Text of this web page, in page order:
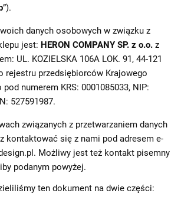
”).
danych osobowych w związku z
jest: HERON COMPANY SP. z o.o. z
UL. KOZIELSKA 106A LOK. 91, 44-121
rejestru przedsiębiorców Krajowego
numerem KRS: 0001085033, NIP:
527591987.
związanych z przetwarzaniem danych
kontaktować się z nami pod adresem e-
Możliwy jest też kontakt pisemny
podanym powyżej.
ten dokument na dwie części: